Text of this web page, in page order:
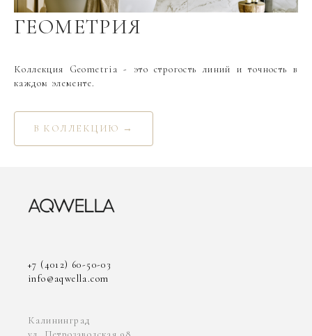
ГЕОМЕТРИЯ
Коллекция Geometria - это строгость линий и точность в
каждом элементе.
В КОЛЛЕКЦИЮ →
+7 (4012) 60-50-03
info@aqwella.com
Калининград